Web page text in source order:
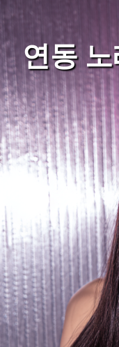
연동